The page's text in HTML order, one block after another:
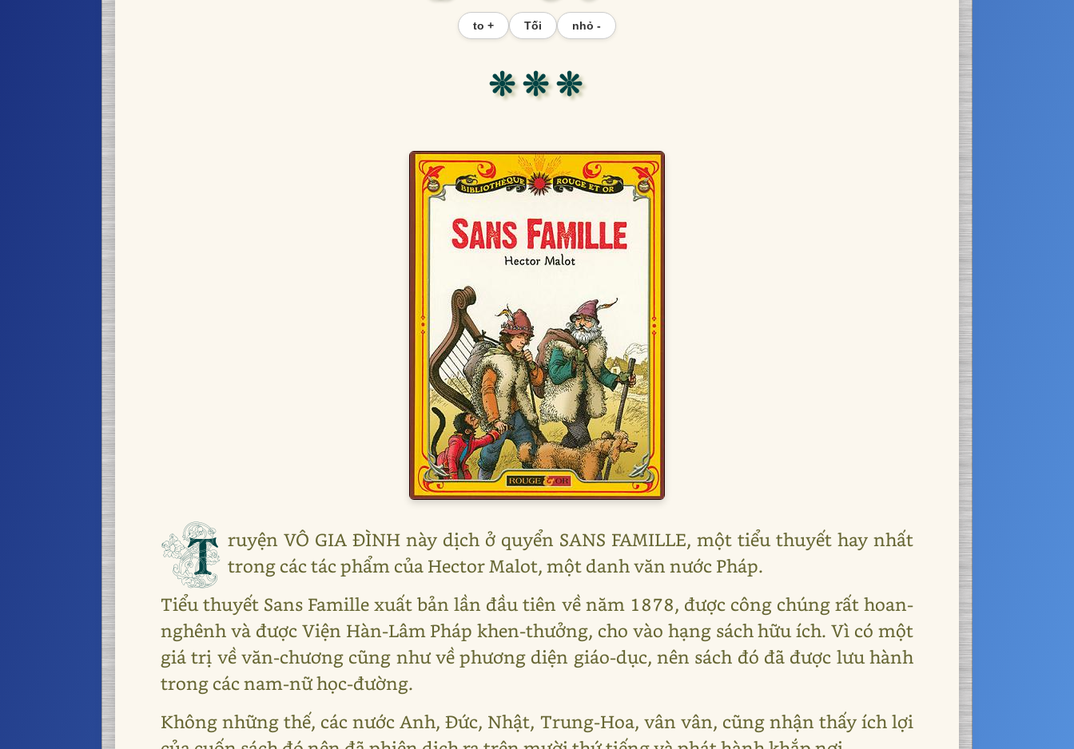
to + Tối nhỏ -
❊ ❊ ❊
T ruyện VÔ GIA ĐÌNH này dịch ở quyển SANS FAMILLE, một tiểu thuyết hay nhất
trong các tác phẩm của Hector Malot, một danh văn nước Pháp.
Tiểu thuyết Sans Famille xuất bản lần đầu tiên về năm 1878, được công chúng rất hoan-
nghênh và được Viện Hàn-Lâm Pháp khen-thưởng, cho vào hạng sách hữu ích. Vì có một
giá trị về văn-chương cũng như về phương diện giáo-dục, nên sách đó đã được lưu hành
trong các nam-nữ học-đường.
Không những thế, các nước Anh, Đức, Nhật, Trung-Hoa, vân vân, cũng nhận thấy ích lợi